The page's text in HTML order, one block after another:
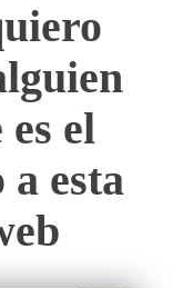
el
esta